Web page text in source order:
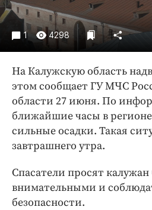
Происшествия
Спорт
Экономика и бизнес
ПРОЕКТЫ
Блоги
Издания
Медиаперсона
Интересное чтиво
Бренд года
Работодатель года
1 4298
На Калужскую область
этом сообщает ГУ МЧС
области 27 июня. По
ближайшие часы в
сильные осадки. Такая
завтрашнего утра.
Спасатели просят
внимательными и
безопасности.